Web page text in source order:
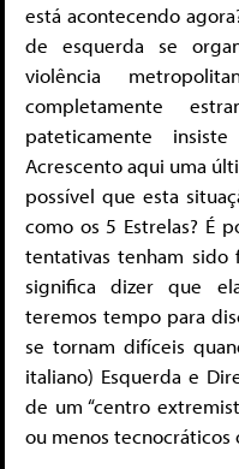
está acontecendo
de esquerda se
violência
completamente
pateticamente
Acrescento aqui uma
possível que esta
como os 5 Estrelas? É
tentativas tenham sido
significa dizer que
teremos tempo para
se tornam difíceis
italiano) Esquerda e
de um “centro
ou menos tecnocráticos